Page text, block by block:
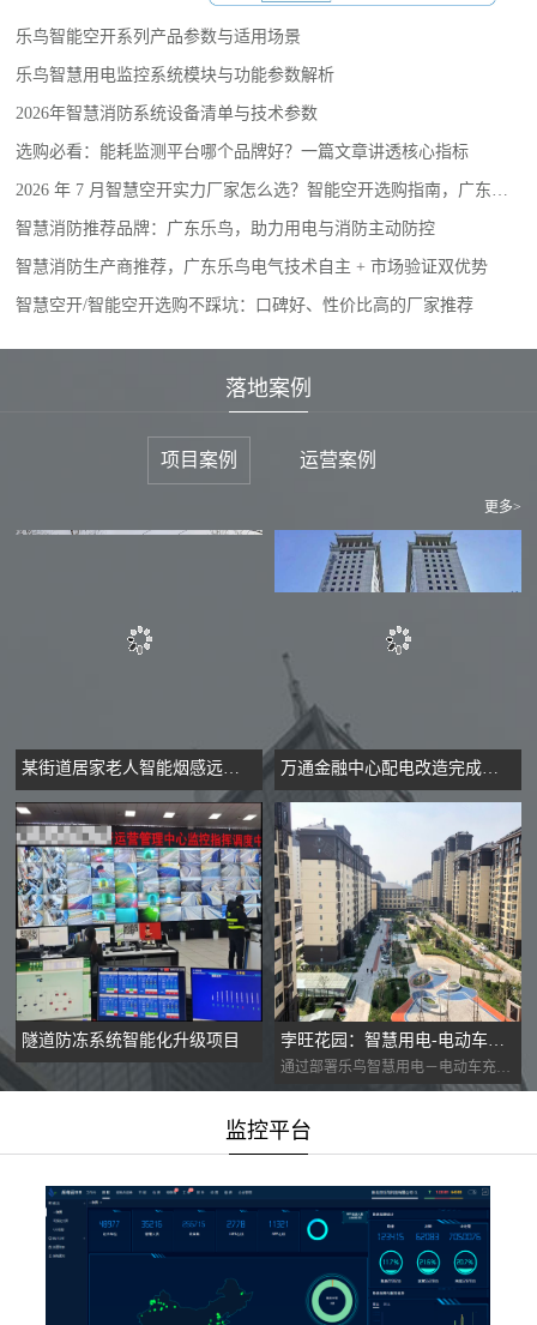
乐鸟智能空开系列产品参数与适用场景
乐鸟智慧用电监控系统模块与功能参数解析
2026年智慧消防系统设备清单与技术参数
选购必看：能耗监测平台哪个品牌好？一篇文章讲透核心指标
2026 年 7 月智慧空开实力厂家怎么选？智能空开选购指南，广东乐鸟实测参考
智慧消防推荐品牌：广东乐鸟，助力用电与消防主动防控
智慧消防生产商推荐，广东乐鸟电气技术自主 + 市场验证双优势
智慧空开/智能空开选购不踩坑：口碑好、性价比高的厂家推荐
落地案例
项目案例 运营案例
更多>
某街道居家老人智能烟感远程监护项目 万通金融中心配电改造完成，实现安全用电与高效管理双提升
隧道防冻系统智能化升级项目 孛旺花园：智慧用电-电动车预警系统
通过部署乐鸟智慧用电－电动车充电报警...
监控平台